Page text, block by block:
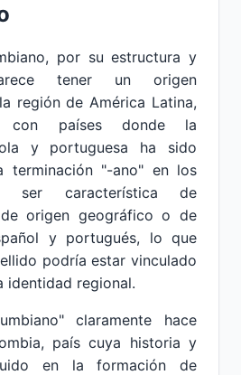
por su estructura y
tener un origen
región de América Latina,
con países donde la
y portuguesa ha sido
terminación "-ano" en los
ser característica de
de origen geográfico o de
y portugués, lo que
podría estar vinculado
identidad regional.
claramente hace
país cuya historia y
en la formación de